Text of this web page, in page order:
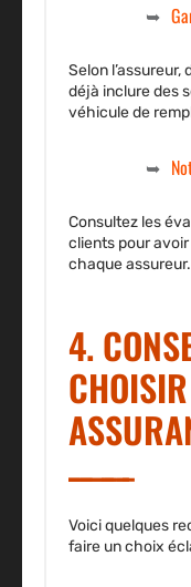
Selon
déjà inclure des
véhicule de
Consultez les
clients pour
chaque assureur.
4.
Voici quelques
faire un choix